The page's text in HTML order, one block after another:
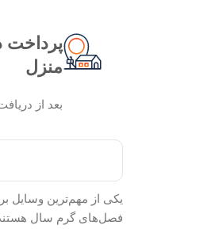
منزل
بعد از
یکی از مهم‌ترین وسایل
فصل‌های گرم سال هستند.